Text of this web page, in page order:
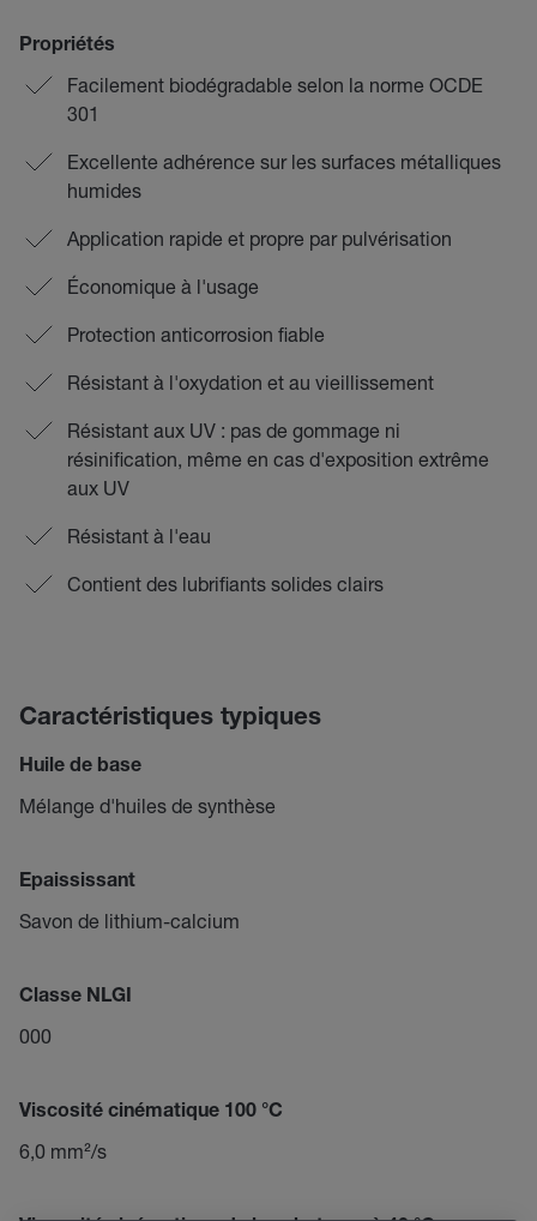
Propriétés
Facilement biodégradable selon la norme OCDE
301
Excellente adhérence sur les surfaces métalliques
humides
Application rapide et propre par pulvérisation
Économique à l'usage
Protection anticorrosion fiable
Résistant à l'oxydation et au vieillissement
Résistant aux UV : pas de gommage ni
résinification, même en cas d'exposition extrême
aux UV
Résistant à l'eau
Contient des lubrifiants solides clairs
Caractéristiques typiques
Huile de base
Mélange d'huiles de synthèse
Epaississant
Savon de lithium-calcium
Classe NLGI
000
Viscosité cinématique 100 °C
6,0 mm²/s